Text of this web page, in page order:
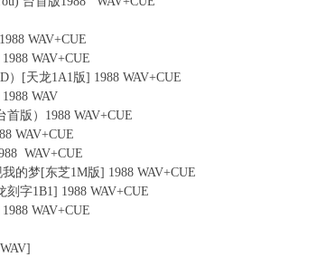
WAV+CUE
WAV+CUE
）[天龙1A1版] 1988 WAV+CUE
WAV
首版）1988 WAV+CUE
WAV+CUE
WAV+CUE
的梦[东芝1M版] 1988 WAV+CUE
刻字1B1] 1988 WAV+CUE
WAV+CUE